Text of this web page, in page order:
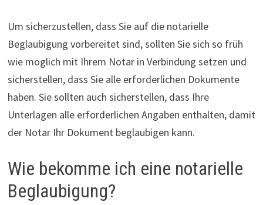
Um sicherzustellen, dass Sie auf die notarielle
Beglaubigung vorbereitet sind, sollten Sie sich so früh
wie möglich mit Ihrem Notar in Verbindung setzen und
sicherstellen, dass Sie alle erforderlichen Dokumente
haben. Sie sollten auch sicherstellen, dass Ihre
Unterlagen alle erforderlichen Angaben enthalten, damit
der Notar Ihr Dokument beglaubigen kann.
Wie bekomme ich eine notarielle
Beglaubigung?